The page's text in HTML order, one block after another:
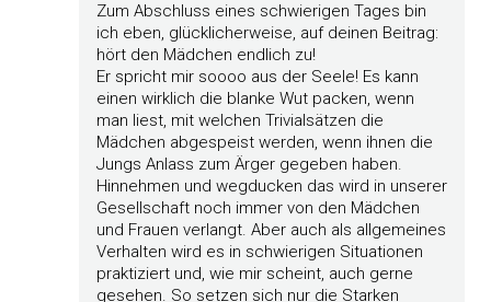
Zum Abschluss eines schwierigen Tages bin
ich eben, glücklicherweise, auf deinen Beitrag:
hört den Mädchen endlich zu!
Er spricht mir soooo aus der Seele! Es kann
einen wirklich die blanke Wut packen, wenn
man liest, mit welchen Trivialsätzen die
Mädchen abgespeist werden, wenn ihnen die
Jungs Anlass zum Ärger gegeben haben.
Hinnehmen und wegducken das wird in unserer
Gesellschaft noch immer von den Mädchen
und Frauen verlangt. Aber auch als allgemeines
Verhalten wird es in schwierigen Situationen
praktiziert und, wie mir scheint, auch gerne
gesehen. So setzen sich nur die Starken